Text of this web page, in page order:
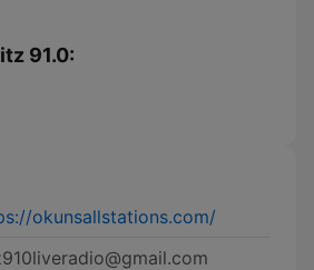
91.0:
okunsallstations.com/